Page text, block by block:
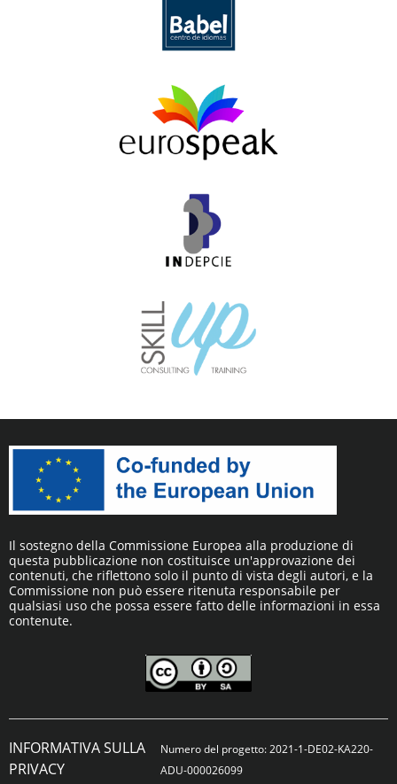
Il sostegno della Commissione Europea alla produzione di
questa pubblicazione non costituisce un'approvazione dei
contenuti, che riflettono solo il punto di vista degli autori, e la
Commissione non può essere ritenuta responsabile per
qualsiasi uso che possa essere fatto delle informazioni in essa
contenute.
INFORMATIVA SULLA
PRIVACY
Numero del progetto: 2021-1-DE02-KA220-
ADU-000026099